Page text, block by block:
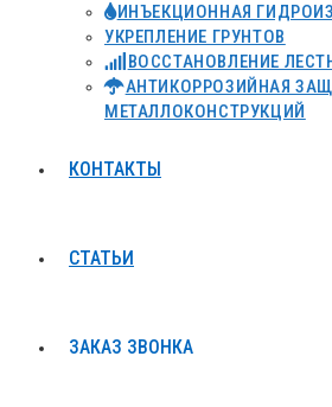
ИНЪЕКЦИОННАЯ
УКРЕПЛЕНИЕ ГРУНТОВ
ВОССТАНОВЛЕНИЕ
АНТИКОРРОЗИЙНАЯ
МЕТАЛЛОКОНСТРУКЦИЙ
КОНТАКТЫ
СТАТЬИ
ЗАКАЗ ЗВОНКА